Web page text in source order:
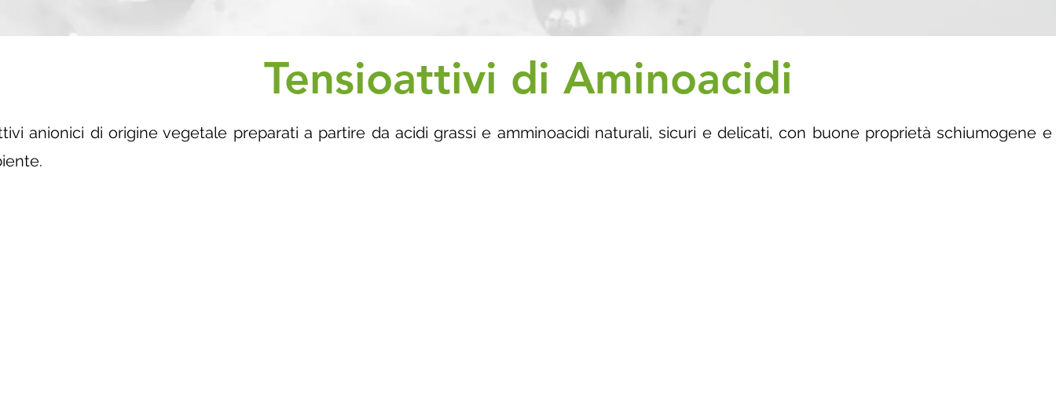
Tensioattivi di Aminoacidi
anionici di origine vegetale preparati a partire da acidi grassi e amminoacidi naturali, sicuri e delicati, con buone proprietà schiumogene